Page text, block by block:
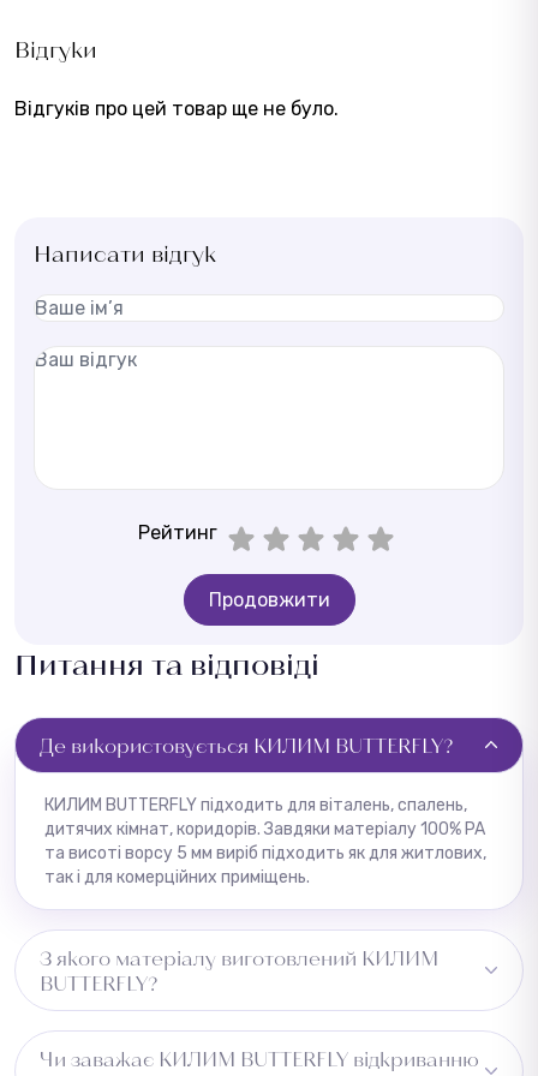
Відгуки
Відгуків про цей товар ще не було.
Написати відгук
Рейтинг
Продовжити
Питання та відповіді
Де використовується КИЛИМ BUTTERFLY?
КИЛИМ BUTTERFLY підходить для віталень, спалень,
дитячих кімнат, коридорів. Завдяки матеріалу 100% PA
та висоті ворсу 5 мм виріб підходить як для житлових,
так і для комерційних приміщень.
З якого матеріалу виготовлений КИЛИМ
BUTTERFLY?
забезпечує високу зносостійкість та утримання
Чи заважає КИЛИМ BUTTERFLY відкриванню